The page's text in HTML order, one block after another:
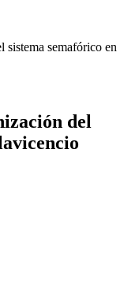
semafórico en
del